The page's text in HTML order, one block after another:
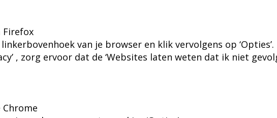
Firefox
linkerbovenhoek van je browser en klik vervolgens op ‘Opties’.
, zorg ervoor dat de ‘Websites laten weten dat ik niet